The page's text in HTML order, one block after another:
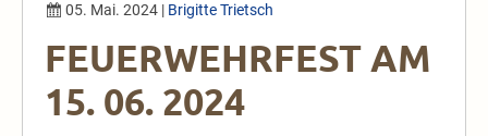
05. Mai. 2024 | Brigitte Trietsch
FEUERWEHRFEST AM
15. 06. 2024